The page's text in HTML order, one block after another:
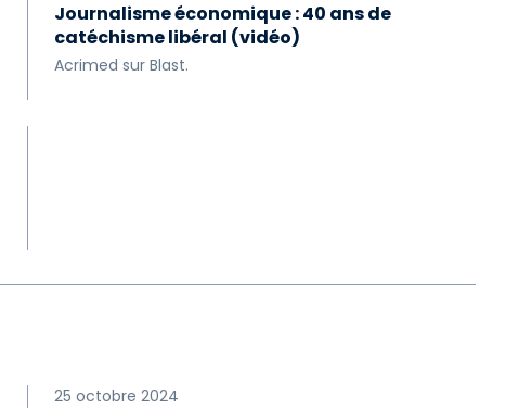
Journalisme économique : 40 ans de
catéchisme libéral (vidéo)
Acrimed sur Blast.
25 octobre 2024